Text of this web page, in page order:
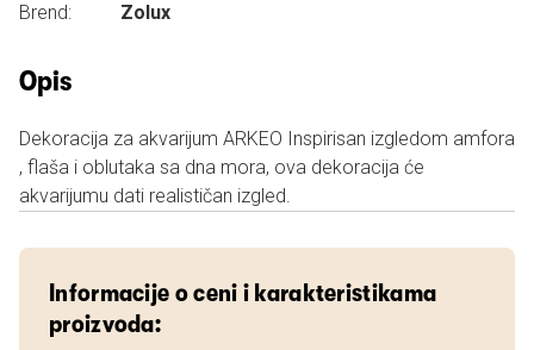
Brend:
Zolux
Opis
Dekoracija za akvarijum ARKEO Inspirisan izgledom amfora
, flaša i oblutaka sa dna mora, ova dekoracija će
akvarijumu dati realističan izgled.
Informacije o ceni i karakteristikama
proizvoda: